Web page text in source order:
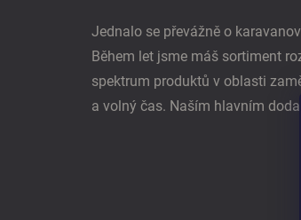
Jednalo se převážně o
Během let jsme máš sortiment
spektrum produktů v oblasti
a volný čas. Naším hlavním